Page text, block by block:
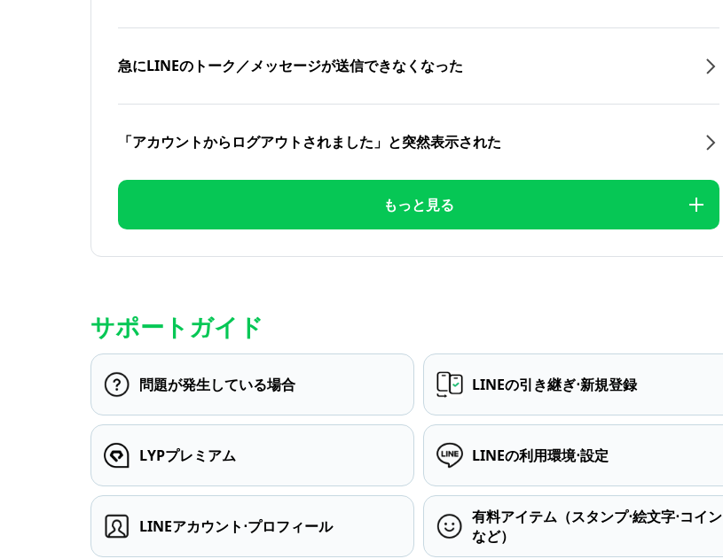
急にLINEのトーク／メッセージが送信できなくなった
「アカウントからログアウトされました」と突然表示された
もっと見る
サポートガイド
問題が発生している場合 LINEの引き継ぎ⋅新規登録
LYPプレミアム LINEの利用環境⋅設定
LINEアカウント⋅プロフィール
有料アイテム（スタンプ⋅絵文字⋅コイン
など）